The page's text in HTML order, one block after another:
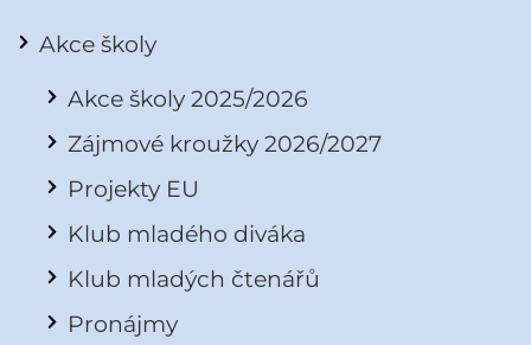
Akce školy
Akce školy 2025/2026
Zájmové kroužky 2026/2027
Projekty EU
Klub mladého diváka
Klub mladých čtenářů
Pronájmy